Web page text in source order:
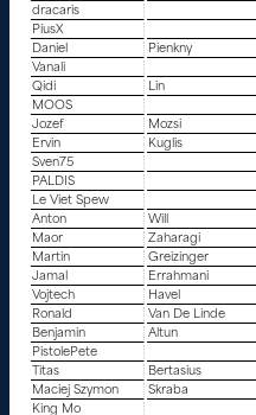
dracaris
PiusX
Daniel
Pienkny
Vanali
Qidi
Lin
MOOS
Jozef
Mozsi
Ervin
Kuglis
Sven75
PALDIS
Le Viet Spew
Anton
Will
Maor
Zaharagi
Martin
Greizinger
Jamal
Errahmani
Vojtech
Havel
Ronald
Van De Linde
Benjamin
Altun
PistolePete
Titas
Bertasius
Maciej Szymon
Skraba
King Mo